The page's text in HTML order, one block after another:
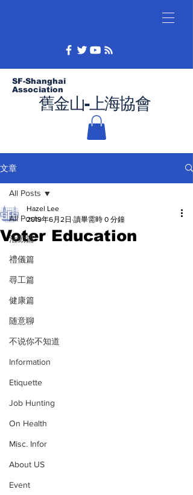
舊金山-上海協會
SF-Shanghai
Association
文章
All Posts
活動篇
禮儀篇
尋工篇
健康篇
随意聊
不说你不知道
Information
Etiquette
Job Hunting
On Health
Misc. Infor
About US
Event
All Posts
Voter Education
Hazel Lee
2019年6月2日 讀畢需時 0 分鐘